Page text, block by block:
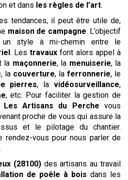
et dans les règles de l’art.
tendances, il peut être utile de,
maison de campagne. L’objectif
style à mi-chemin entre le
. Les travaux font alors appel à
la maçonnerie, la menuiserie, la
, la couverture, la ferronnerie, le
pierres, lavidéosurveillance,
, etc. Pour faciliter la gestion de
Les Artisans du Perche vous
proche de vous qui assure la
et le pilotage du chantier.
rendez-vous pour nous parler de
(28100) des artisans au travail
de poêle à bois dans les